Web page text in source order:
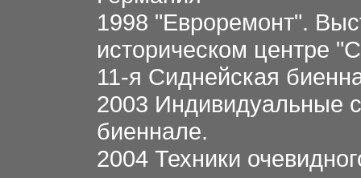
1998 "Евроремонт".
историческом центре
11-я Сиднейская
2003 Индивидуальные
биеннале.
2004 Техники